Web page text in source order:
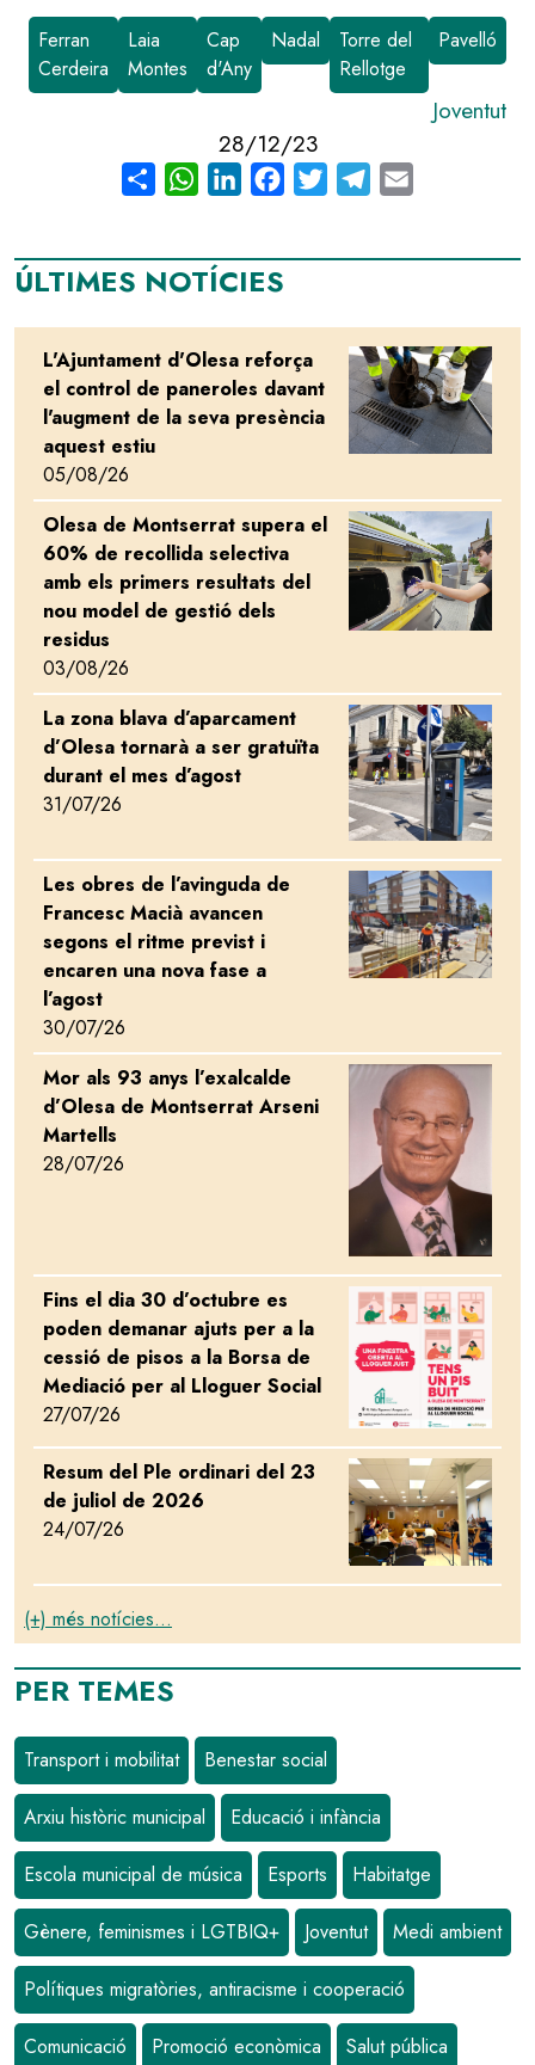
Ferran
Cerdeira
Laia
Montes
Cap
d'Any
Nadal
Torre del
Rellotge
Pavelló
Joventut
28/12/23
Share WhatsAppLinkedInFacebook
Twitter Telegram
ÚLTIMES NOTÍCIES
L'Ajuntament d'Olesa reforça
el control de paneroles davant
l'augment de la seva presència
aquest estiu
05/08/26
Image
Olesa de Montserrat supera el
60% de recollida selectiva
amb els primers resultats del
nou model de gestió dels
residus
03/08/26
Image
La zona blava d’aparcament
d’Olesa tornarà a ser gratuïta
durant el mes d’agost
31/07/26
Image
Les obres de l’avinguda de
Francesc Macià avancen
segons el ritme previst i
encaren una nova fase a
l’agost
30/07/26
Image
Mor als 93 anys l’exalcalde
d’Olesa de Montserrat Arseni
Martells
28/07/26
Image
Fins el dia 30 d’octubre es
poden demanar ajuts per a la
cessió de pisos a la Borsa de
Mediació per al Lloguer Social
27/07/26
Image
Resum del Ple ordinari del 23
de juliol de 2026
24/07/26
Image
(+) més notícies...
PER TEMES
Transport i mobilitat Benestar social
Arxiu històric municipal Educació i infància
Escola municipal de música Esports Habitatge
Gènere, feminismes i LGTBIQ+ Joventut Medi ambient
Polítiques migratòries, antiracisme i cooperació
Comunicació Promoció econòmica Salut pública